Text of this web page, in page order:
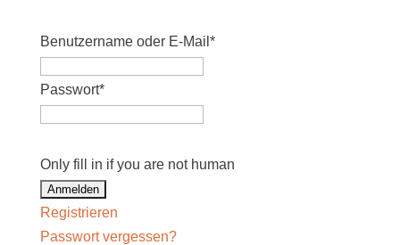
Benutzername oder E-Mail *
Passwort*
Only fill in if you are not human
Registrieren
Passwort vergessen?